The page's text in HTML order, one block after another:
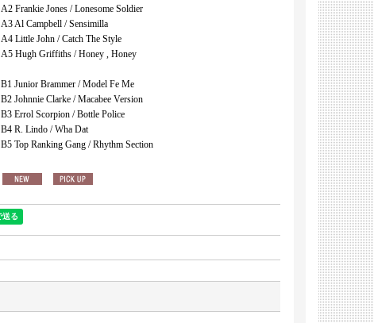
A2 Frankie Jones / Lonesome Soldier
A3 Al Campbell / Sensimilla
A4 Little John / Catch The Style
A5 Hugh Griffiths / Honey , Honey
B1 Junior Brammer / Model Fe Me
B2 Johnnie Clarke / Macabee Version
B3 Errol Scorpion / Bottle Police
B4 R. Lindo / Wha Dat
B5 Top Ranking Gang / Rhythm Section